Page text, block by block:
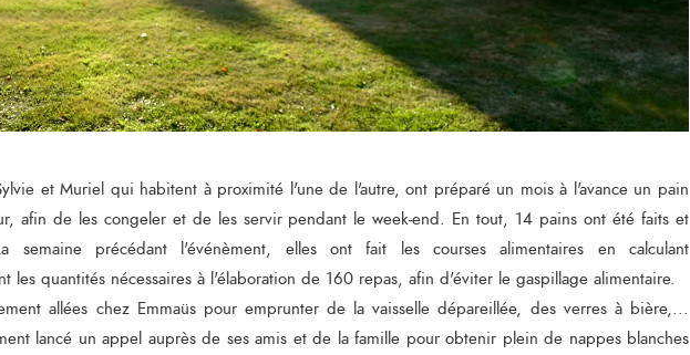
et Muriel qui habitent à proximité l'une de l'autre, ont préparé un mois à l'avance un pain
afin de les congeler et de les servir pendant le week-end. En tout, 14 pains ont été faits et
semaine précédant l'événèment, elles ont fait les courses alimentaires en calculant
les quantités nécessaires à l'élaboration de 160 repas, afin d'éviter le gaspillage alimentaire.
allées chez Emmaüs pour emprunter de la vaisselle dépareillée, des verres à bière,...
lancé un appel auprès de ses amis et de la famille pour obtenir plein de nappes blanches